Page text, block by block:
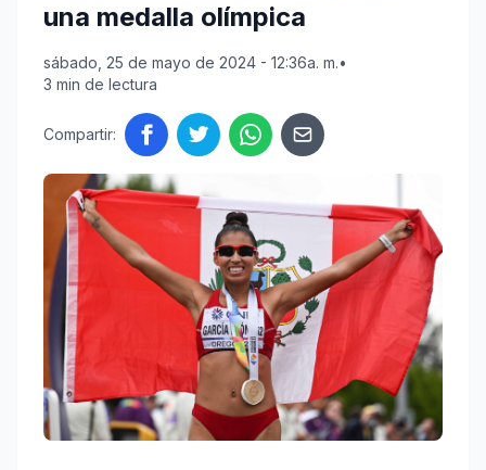
una medalla olímpica
sábado, 25 de mayo de 2024 - 12:36a. m.•
3 min de lectura
Compartir: